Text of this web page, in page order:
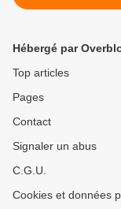
ET CHEVRE
Hébergé par
Top articles
Pages
Contact
Signaler un abus
C.G.U.
Cookies et données